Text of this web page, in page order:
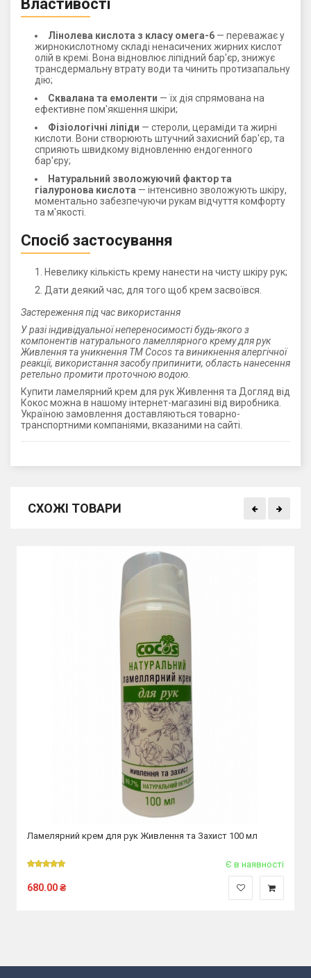
Властивості
Лінолева кислота з класу омега-6 — переважає у
жирнокислотному складі ненасичених жирних кислот
олій в кремі. Вона відновлює ліпідний бар'єр, знижує
трансдермальну втрату води та чинить протизапальну
дію;
Сквалана та емоленти — їх дія спрямована на
ефективне пом'якшення шкіри;
Фізіологічні ліпіди — стероли, цераміди та жирні
кислоти. Вони створюють штучний захисний бар'єр, та
сприяють швидкому відновленню ендогенного
бар'єру;
Натуральний зволожуючий фактор та
гіалуронова кислота — інтенсивно зволожують шкіру,
моментально забезпечуючи рукам відчуття комфорту
та м'якості.
Спосіб застосування
Невелику кількість крему нанести на чисту шкіру рук;
Дати деякий час, для того щоб крем засвоївся.
Застереження під час використання
У разі індивідуальної непереносимості будь-якого з
компонентів натурального ламеллярного крему для рук
Живлення та уникнення ТМ Cocos та виникнення алергічної
реакції, використання засобу припинити, область нанесення
ретельно промити проточною водою.
Купити ламелярний крем для рук Живлення та Догляд від
Кокос можна в нашому інтернет-магазині від виробника.
Україною замовлення доставляються товарно-
транспортними компаніями, вказаними на сайті.
СХОЖІ ТОВАРИ
Ламелярний крем для рук Живлення та Захист 100 мл
Є в наявності
680.00₴